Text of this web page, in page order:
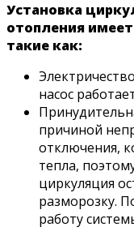
Установка
отопления
такие как:
насос
причиной
отключения,
тепла,
циркуляция
разморозку.
работу